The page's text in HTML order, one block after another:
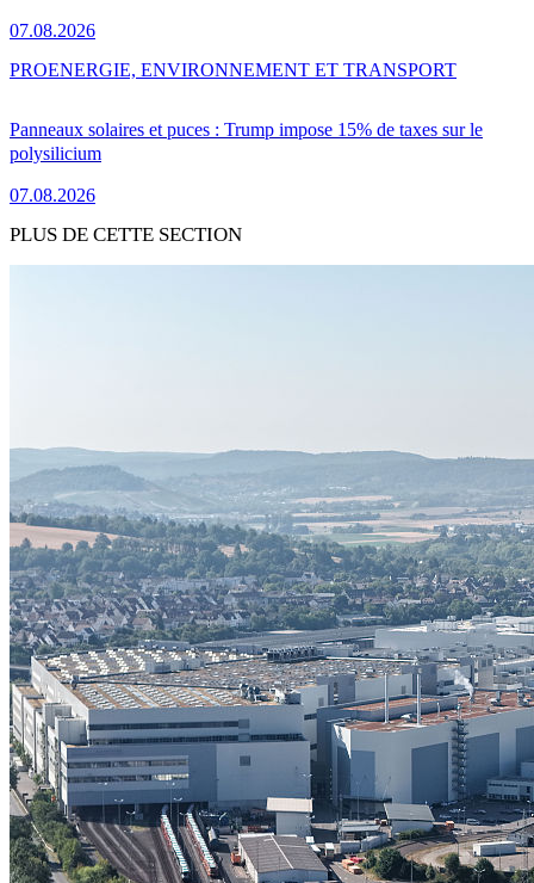
07.08.2026
Panneaux solaires et puces : Trump impose 15% de taxes sur le
polysilicium
07.08.2026
PROENERGIE, ENVIRONNEMENT ET TRANSPORT
PLUS DE CETTE SECTION